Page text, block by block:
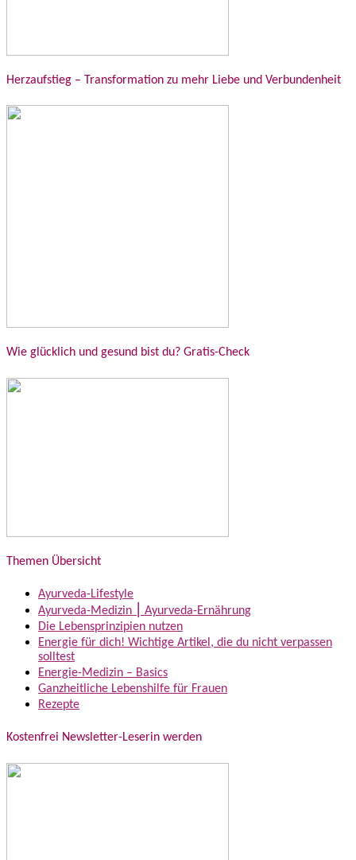
Herzaufstieg – Transformation zu mehr Liebe und Verbundenheit
Wie glücklich und gesund bist du? Gratis-Check
Themen Übersicht
Ayurveda-Lifestyle
Ayurveda-Medizin ⎮ Ayurveda-Ernährung
Die Lebensprinzipien nutzen
Energie für dich! Wichtige Artikel, die du nicht verpassen
solltest
Energie-Medizin – Basics
Ganzheitliche Lebenshilfe für Frauen
Rezepte
Kostenfrei Newsletter-Leserin werden